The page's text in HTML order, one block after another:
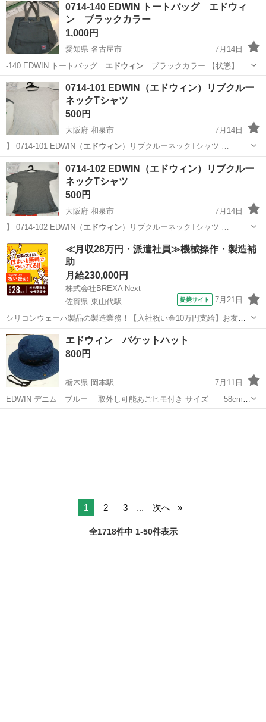
0714-140 EDWIN トートバッグ エドウィ
ン ブラックカラー
1,000円
愛知県 名古屋市
7月14日
-140 EDWIN トートバッグ エドウィン ブラックカラー 【状態】…
愛知 名古屋市
0714-101 EDWIN（エドウィン）リブクルー
ネックTシャツ
500円
大阪府 和泉市
7月14日
】 0714-101 EDWIN（ エドウィン ）リブクルーネックTシャツ …
大阪 和泉市
0714-102 EDWIN（エドウィン）リブクルー
ネックTシャツ
500円
大阪府 和泉市
7月14日
】 0714-102 EDWIN（ エドウィン ）リブクルーネックTシャツ …
大阪 和泉市 Tシャツ エドウィン
≪月収28万円・派遣社員≫機械操作・製造補
助
月給230,000円
株式会社BREXA Next
佐賀県 東山代駅
提携サイト 7月21日
シリコンウェーハ製品の製造業務！【入社祝い金10万円支給】お友達
やカップルとの応募OK◎年間休日129日＆休出なしでプライベート充
実♪業務はクリーンルームで快適作業◎自社正社員登用制度あり★1食
300円～の格安食堂あり！《佐...
佐賀 伊万里市 東山代駅 その他
エドウィン バケットハット
800円
栃木県 岡本駅
7月11日
EDWIN デニム ブルー 取外し可能あごヒモ付き サイズ 58cm
アウトドア、キャンプ、山登りなどに。 使用回数は多くないですが自
1 2 3 ... 次へ
全1718件中 1-50件表示